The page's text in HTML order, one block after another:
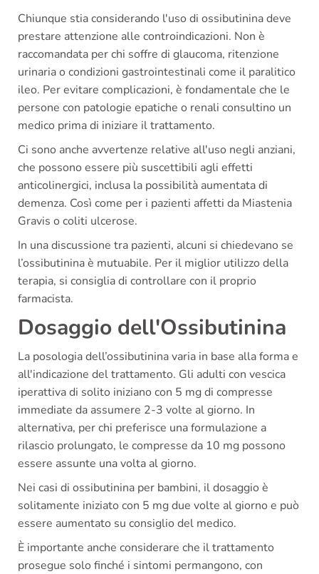
Chiunque stia considerando l'uso di ossibutinina deve
prestare attenzione alle controindicazioni. Non è
raccomandata per chi soffre di glaucoma, ritenzione
urinaria o condizioni gastrointestinali come il paralitico
ileo. Per evitare complicazioni, è fondamentale che le
persone con patologie epatiche o renali consultino un
medico prima di iniziare il trattamento.
Ci sono anche avvertenze relative all'uso negli anziani,
che possono essere più suscettibili agli effetti
anticolinergici, inclusa la possibilità aumentata di
demenza. Così come per i pazienti affetti da Miastenia
Gravis o coliti ulcerose.
In una discussione tra pazienti, alcuni si chiedevano se
l’ossibutinina è mutuabile. Per il miglior utilizzo della
terapia, si consiglia di controllare con il proprio
farmacista.
Dosaggio dell'Ossibutinina
La posologia dell’ossibutinina varia in base alla forma e
all'indicazione del trattamento. Gli adulti con vescica
iperattiva di solito iniziano con 5 mg di compresse
immediate da assumere 2-3 volte al giorno. In
alternativa, per chi preferisce una formulazione a
rilascio prolungato, le compresse da 10 mg possono
essere assunte una volta al giorno.
Nei casi di ossibutinina per bambini, il dosaggio è
solitamente iniziato con 5 mg due volte al giorno e può
essere aumentato su consiglio del medico.
È importante anche considerare che il trattamento
prosegue solo finché i sintomi permangono, con